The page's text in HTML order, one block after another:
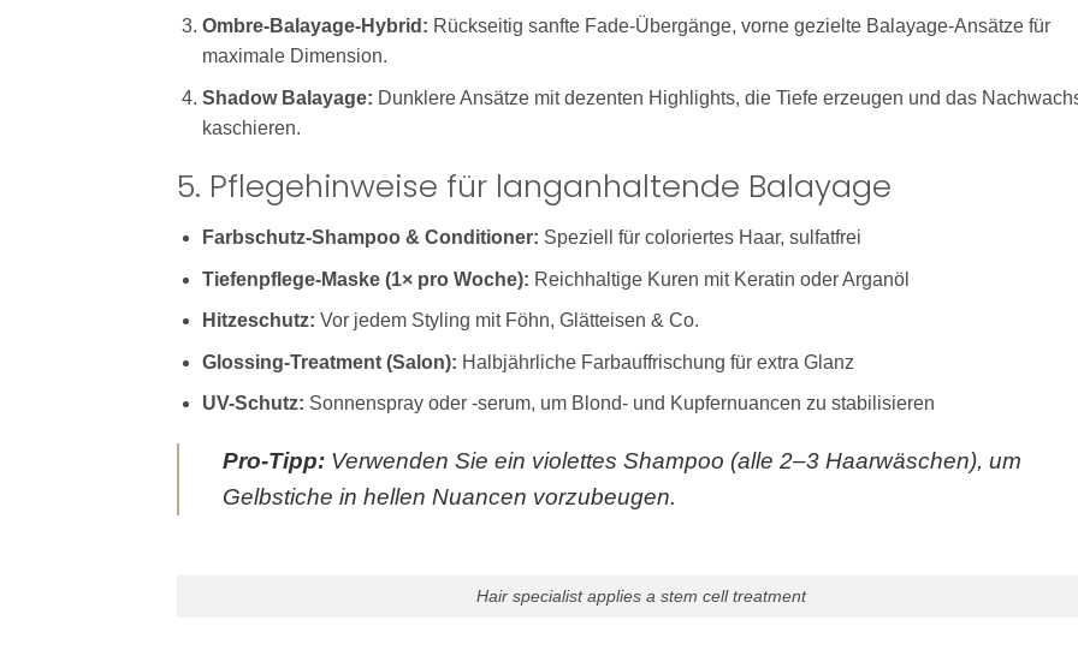
Ombre-Balayage-Hybrid: Rückseitig sanfte Fade-Übergänge, vorne gezielte Balayage-Ansätze für
maximale Dimension.
Shadow Balayage: Dunklere Ansätze mit dezenten Highlights, die Tiefe erzeugen und das
kaschieren.
5. Pflegehinweise für langanhaltende Balayage
Farbschutz-Shampoo & Conditioner: Speziell für coloriertes Haar, sulfatfrei
Tiefenpflege-Maske (1× pro Woche): Reichhaltige Kuren mit Keratin oder Arganöl
Hitzeschutz: Vor jedem Styling mit Föhn, Glätteisen & Co.
Glossing-Treatment (Salon): Halbjährliche Farbauffrischung für extra Glanz
UV-Schutz: Sonnenspray oder -serum, um Blond- und Kupfernuancen zu stabilisieren
Pro-Tipp: Verwenden Sie ein violettes Shampoo (alle 2–3 Haarwäschen), um
Gelbstiche in hellen Nuancen vorzubeugen.
Hair specialist applies a stem cell treatment